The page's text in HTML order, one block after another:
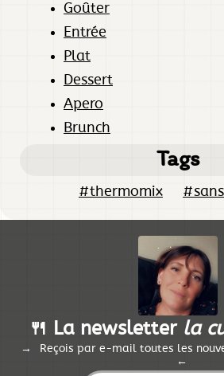
Goûter
Entrée
Plat
Dessert
Apero
Brunch
Tags
#thermomix
🍴 La newsletter la
Reçois par e-mail toutes les